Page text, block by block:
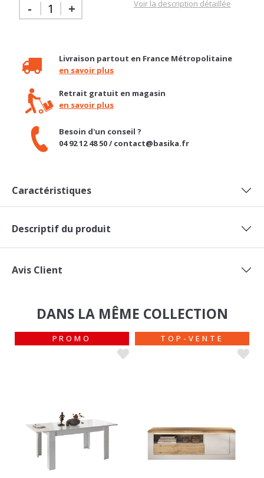
- + Voir la description détaillée
Livraison partout en France Métropolitaine
en savoir plus
Retrait gratuit en magasin
en savoir plus
Besoin d'un conseil ?
04 92 12 48 50 / contact@basika.fr
Caractéristiques
Descriptif du produit
Avis Client
DANS LA MÊME COLLECTION
PROMO TOP-VENTE